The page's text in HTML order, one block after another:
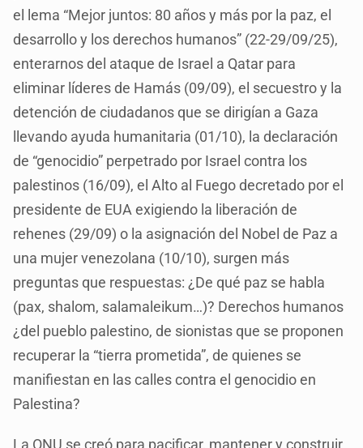
el lema “Mejor juntos: 80 años y más por la paz, el
desarrollo y los derechos humanos” (22-29/09/25),
enterarnos del ataque de Israel a Qatar para
eliminar líderes de Hamás (09/09), el secuestro y la
detención de ciudadanos que se dirigían a Gaza
llevando ayuda humanitaria (01/10), la declaración
de “genocidio” perpetrado por Israel contra los
palestinos (16/09), el Alto al Fuego decretado por el
presidente de EUA exigiendo la liberación de
rehenes (29/09) o la asignación del Nobel de Paz a
una mujer venezolana (10/10), surgen más
preguntas que respuestas: ¿De qué paz se habla
(pax, shalom, salamaleikum…)? Derechos humanos
¿del pueblo palestino, de sionistas que se proponen
recuperar la “tierra prometida”, de quienes se
manifiestan en las calles contra el genocidio en
Palestina?
La ONU se creó para pacificar, mantener y construir